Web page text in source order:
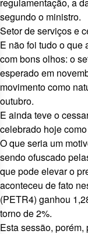
segundo o ministro.
Setor de serviços e
E não foi tudo o que
com bons olhos: o
esperado em
movimento como
outubro.
E ainda teve o
celebrado hoje
O que seria um
sendo ofuscado
quepode elevar o
aconteceu de fato
(PETR4) ganhou
torno de 2%.
Esta sessão,